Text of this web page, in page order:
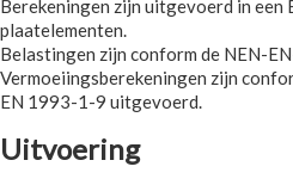
Berekeningen zijn uitgevoerd in een
plaatelementen.
Belastingen zijn conform de NEN-
Vermoeiingsberekeningen zijn
EN 1993-1-9 uitgevoerd.
Uitvoering